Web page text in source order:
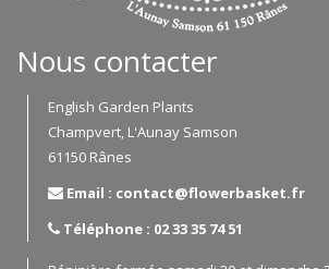
Nous contacter
English Garden Plants
Champvert, L'Aunay Samson
61150 Rânes
Email : contact@flowerbasket.fr
Téléphone : 02 33 35 74 51